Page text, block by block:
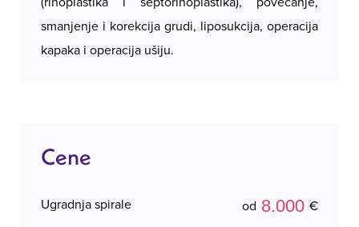
smanjenje i korekcija grudi, liposukcija, operacija
kapaka i operacija ušiju.
Cene
Ugradnja spirale od 8.000 €